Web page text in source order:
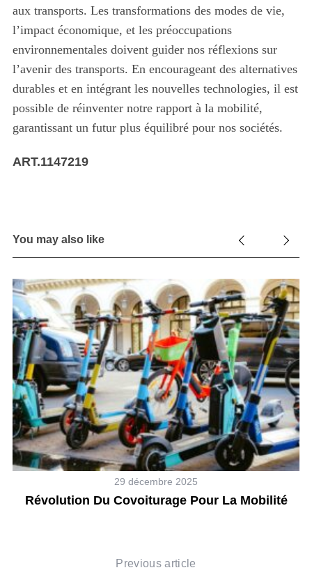
aux transports. Les transformations des modes de vie,
l’impact économique, et les préoccupations
environnementales doivent guider nos réflexions sur
l’avenir des transports. En encourageant des alternatives
durables et en intégrant les nouvelles technologies, il est
possible de réinventer notre rapport à la mobilité,
garantissant un futur plus équilibré pour nos sociétés.
ART.1147219
You may also like
29 décembre 2025
Révolution Du Covoiturage Pour La Mobilité
Previous article